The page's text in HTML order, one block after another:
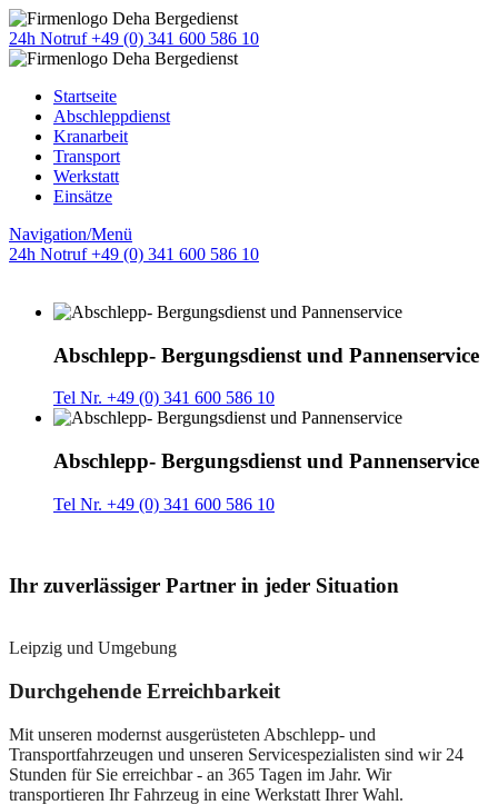
24h Notruf +49 (0) 341 600 586 10
Startseite
Abschleppdienst
Kranarbeit
Transport
Werkstatt
Einsätze
Navigation/Menü
24h Notruf +49 (0) 341 600 586 10
Abschlepp- Bergungsdienst und Pannenservice
Tel Nr. +49 (0) 341 600 586 10
Abschlepp- Bergungsdienst und Pannenservice
Tel Nr. +49 (0) 341 600 586 10
Ihr zuverlässiger Partner in jeder Situation
Leipzig und Umgebung
Durchgehende Erreichbarkeit
Mit unseren modernst ausgerüsteten Abschlepp- und
Transportfahrzeugen und unseren Servicespezialisten sind wir 24
Stunden für Sie erreichbar - an 365 Tagen im Jahr. Wir
transportieren Ihr Fahrzeug in eine Werkstatt Ihrer Wahl.